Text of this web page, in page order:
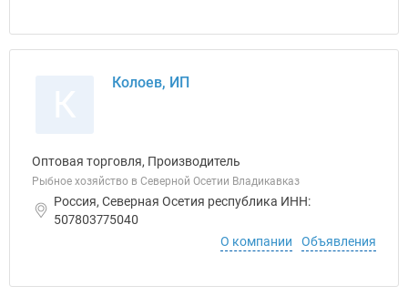
Колоев, ИП
Оптовая торговля, Производитель
Рыбное хозяйство в Северной Осетии Владикавказ
Россия, Северная Осетия республика ИНН:
507803775040
О компании
Объявления